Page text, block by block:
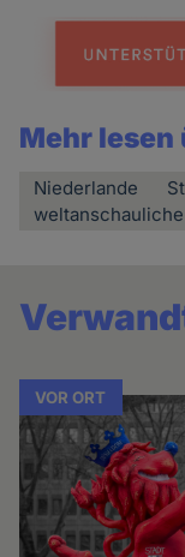
Mehr lesen
Niederlande
VOR ORT